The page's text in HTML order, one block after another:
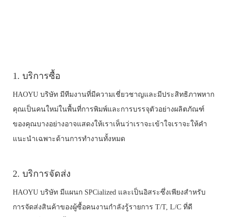
1. บริการซื้อ
HAOYU บริษัท มีทีมงานที่มีความเชี่ยวชาญและมีประสิทธิภาพหาก
คุณเป็นคนใหม่ในพื้นที่การพิมพ์และการบรรจุตัวอย่างผลิตภัณฑ์
ของคุณบางอย่างอาจแสดงให้เราเห็นว่าเราจะเข้าใจเราจะให้คำ
แนะนำเฉพาะด้านการทำงานทั้งหมด
2. บริการจัดส่ง
HAOYU บริษัท มีแผนก SPCialized และเป็นอิสระซึ่งเพียงสำหรับ
การจัดส่งสินค้าของผู้ซื้อคนงานกำลังรู้รายการ T/T, L/C ที่ดี